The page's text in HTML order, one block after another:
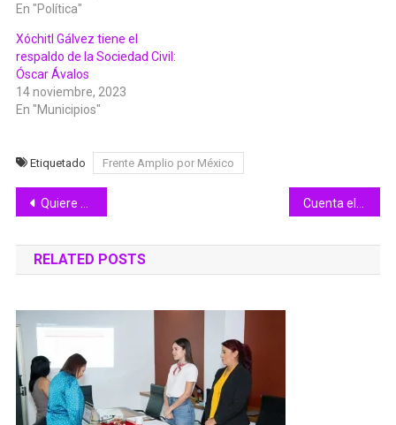
En "Política"
Xóchitl Gálvez tiene el
respaldo de la Sociedad Civil:
Óscar Ávalos
14 noviembre, 2023
En "Municipios"
Etiquetado Frente Amplio por México
Navegación
de
entradas
Quiere Fernanda que la contemplen en apoyo a Xóchitl Gálvez Cuenta el IMSS Colima con Seguro para Estudiantes
RELATED POSTS